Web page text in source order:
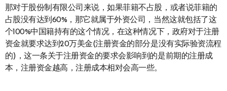
那对于股份制有限公司来说，如果菲籍不占股，或者说菲籍的
占股没有达到60%，那它就属于外资公司，当然这就包括了这
个100%中国籍持有的这个情况，在这种情况下，政府对于注册
资金就要求达到20万美金(注册资金的部分是没有实际验资流程
的)，这一条关于注册资金的要求会影响到的是前期的注册成
本，注册资金越高，注册成本相对会高一些。